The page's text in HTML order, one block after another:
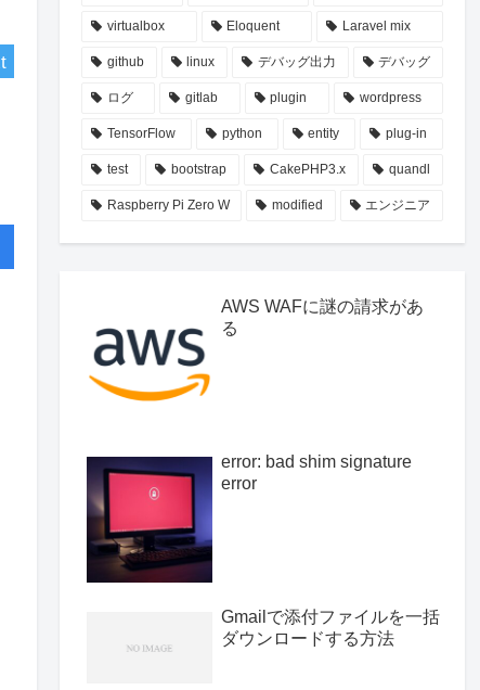
virtualbox Eloquent Laravel mix
github linux デバッグ出力 デバッグ
ログ gitlab plugin wordpress
TensorFlow python entity plug-in
test bootstrap CakePHP3.x quandl
Raspberry Pi Zero W modified エンジニア
AWS WAFに謎の請求があ
る
error: bad shim signature
error
Gmailで添付ファイルを一括
ダウンロードする方法